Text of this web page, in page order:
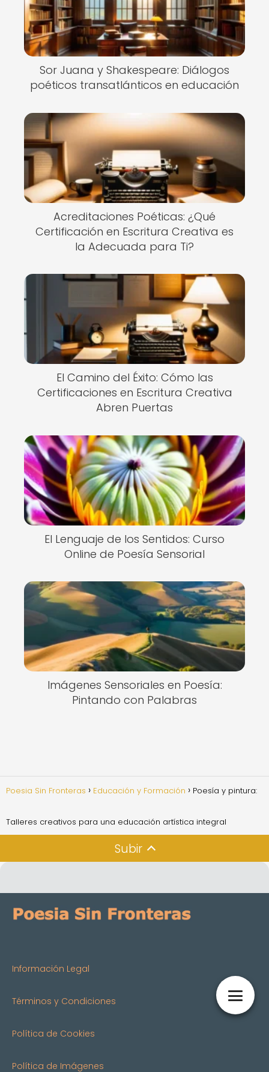
Sor Juana y Shakespeare: Diálogos
poéticos transatlánticos en educación
Acreditaciones Poéticas: ¿Qué
Certificación en Escritura Creativa es
la Adecuada para Ti?
El Camino del Éxito: Cómo las
Certificaciones en Escritura Creativa
Abren Puertas
El Lenguaje de los Sentidos: Curso
Online de Poesía Sensorial
Imágenes Sensoriales en Poesía:
Pintando con Palabras
Poesia Sin Fronteras Educación y Formación Poesía y pintura:
Talleres creativos para una educación artística integral
Subir
Información Legal
Términos y Condiciones
Política de Cookies
Política de Imágenes